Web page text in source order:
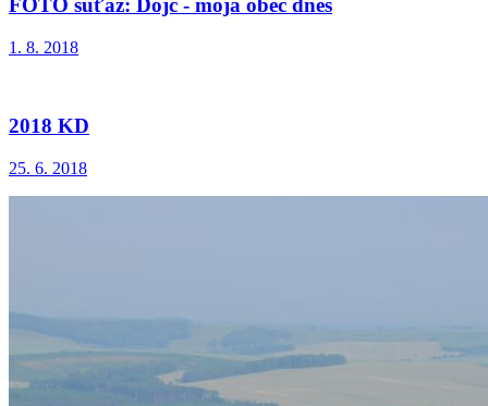
FOTO súťaž: Dojč - moja obec dnes
1. 8. 2018
2018 KD
25. 6. 2018